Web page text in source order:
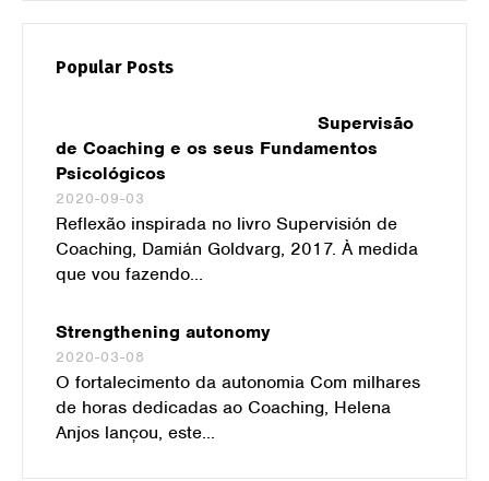
Popular Posts
Supervisão
de Coaching e os seus Fundamentos
Psicológicos
2020-09-03
Reflexão inspirada no livro Supervisión de
Coaching, Damián Goldvarg, 2017. À medida
que vou fazendo...
Strengthening autonomy
2020-03-08
O fortalecimento da autonomia Com milhares
de horas dedicadas ao Coaching, Helena
Anjos lançou, este...